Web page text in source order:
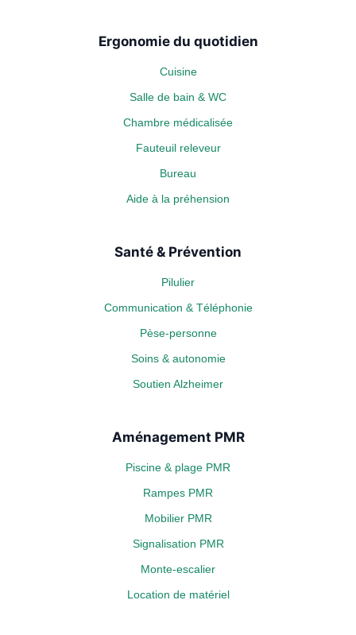
Ergonomie du quotidien
Cuisine
Salle de bain & WC
Chambre médicalisée
Fauteuil releveur
Bureau
Aide à la préhension
Santé & Prévention
Pilulier
Communication & Téléphonie
Pèse-personne
Soins & autonomie
Soutien Alzheimer
Aménagement PMR
Piscine & plage PMR
Rampes PMR
Mobilier PMR
Signalisation PMR
Monte-escalier
Location de matériel